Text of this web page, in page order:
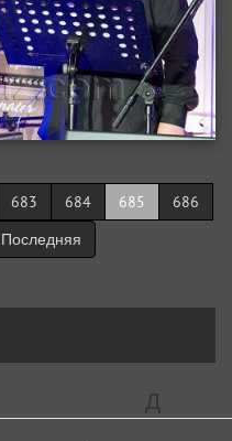
683 684 685
686
Последняя
Д